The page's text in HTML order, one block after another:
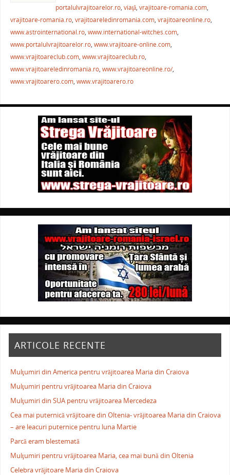
e
b
o
o
k
er l e
st
s
A
p
p
je
a
ză
portalulvrajitoarelor.ro,viaţă,vrajitoare-romania.com,
vrajitoare-romania.ro, vrajitoareledinromania.com, vrajitoareonline.ro,
www.astrointernational.ro, www.international-witches.com,
www.portalulvrajitoarelor.ro, www.vrajitoare-online.com,
www.vrajitoareclub.com, www.vrajitoareclub.ro,
www.vrajitoareledinromania.ro, www.vrajitoareonline.ro/,
www.vrajitoarero.com, www.vrajitoarero.ro
ARTICOLE RECENTE
Mulţumiri din America pentru vrăjitoarea Maria din Craiova
Mulţumiri pentru vrăjitoarea Maria din Craiova
Mulţumiri din SUA pentru vrăjitoarea Mercedeza
Cea mai puternică vrăjitoare din Oltenia- vrăjitoarea Maria din Craiova
– are leacuri puternice pentru luna Martie
Parcă eram blestemată
Mulţumiri pentru vrăjitoarea Maria, cea mai bună din Oltenia
Celebra vrăjitoare Maria din Craiova